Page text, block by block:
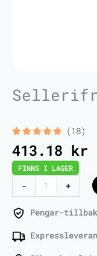
Betygsatt
5.00av 5
baserat
på
18
kundrecensioner
(18)
413.18 kr
FINNS I LAGER
-
Seed
Oil
1
+
Pengar-